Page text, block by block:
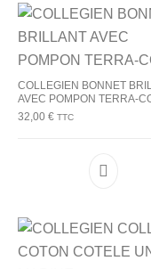
COLLEGIEN BONNET
AVEC POMPON TERRA-
32,00€ TTC
Ce